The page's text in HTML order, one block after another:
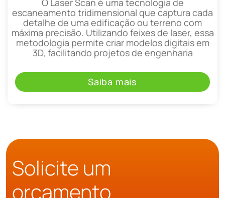
escaneamento tridimensional que captura cada
detalhe de uma edificação ou terreno com
máxima precisão. Utilizando feixes de laser, essa
metodologia permite criar modelos digitais em
3D, facilitando projetos de engenharia
Saiba mais
Solicite um
orçamento